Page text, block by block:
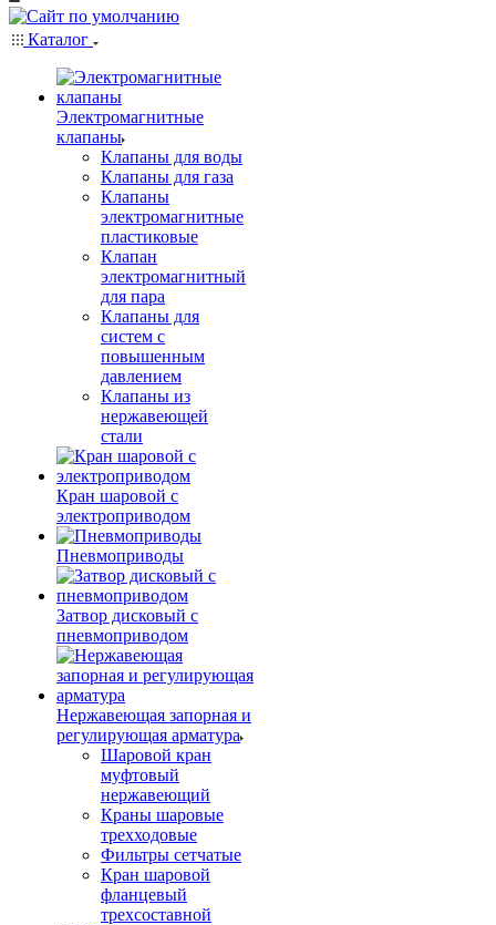
Каталог
Электромагнитные
клапаны
Клапаны для воды
Клапаны для газа
Клапаны
электромагнитные
пластиковые
Клапан
электромагнитный
для пара
Клапаны для
систем с
повышенным
давлением
Клапаны из
нержавеющей
стали
Кран шаровой с
электроприводом
Пневмоприводы
Затвор дисковый с
пневмоприводом
Нержавеющая запорная и
регулирующая арматура
Шаровой кран
муфтовый
нержавеющий
Краны шаровые
трехходовые
Фильтры сетчатые
Кран шаровой
фланцевый
трехсоставной